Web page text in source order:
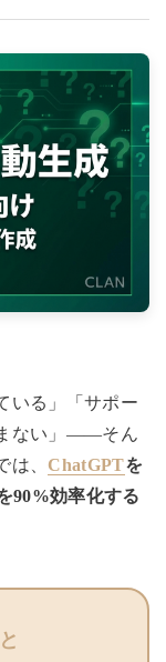
いる」「サポー
まない」——そん
は、ChatGPTを
90%効率化する